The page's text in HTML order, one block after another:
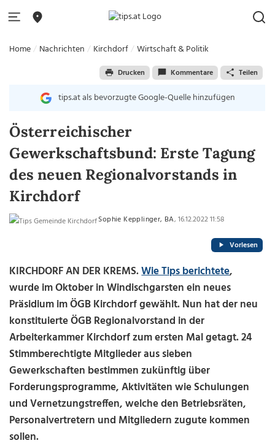
Home Nachrichten Kirchdorf Wirtschaft & Politik
Drucken Kommentare Teilen
tips.at als bevorzugte Google-Quelle hinzufügen
Österreichischer
Gewerkschaftsbund: Erste Tagung
des neuen Regionalvorstands in
Kirchdorf
Sophie Kepplinger, BA, 16.12.2022 11:58
Vorlesen
KIRCHDORF AN DER KREMS.Wie Tips berichtete,
wurde im Oktober in Windischgarsten ein neues
Präsidium im ÖGB Kirchdorf gewählt. Nun hat der neu
konstituierte ÖGB Regionalvorstand in der
Arbeiterkammer Kirchdorf zum ersten Mal getagt. 24
Stimmberechtigte Mitglieder aus sieben
Gewerkschaften bestimmen zukünftig über
Forderungsprogramme, Aktivitäten wie Schulungen
und Vernetzungstreffen, welche den Betriebsräten,
Personalvertretern und Mitgliedern zugute kommen
sollen.